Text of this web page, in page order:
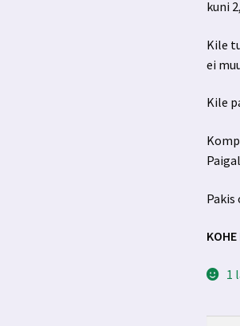
kuni
Kile
ei
Kile
1